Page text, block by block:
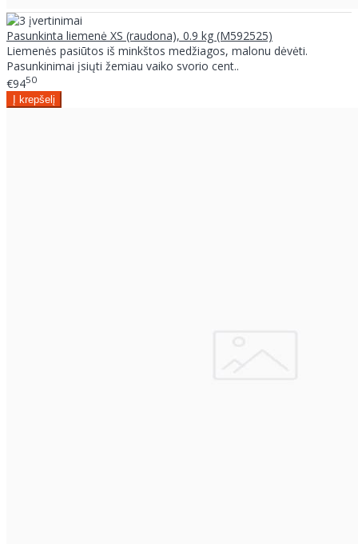
Pasunkinta liemenė XS (raudona), 0.9 kg (M592525)
Liemenės pasiūtos iš minkštos medžiagos, malonu dėvėti.
Pasunkinimai įsiųti žemiau vaiko svorio cent..
€9450